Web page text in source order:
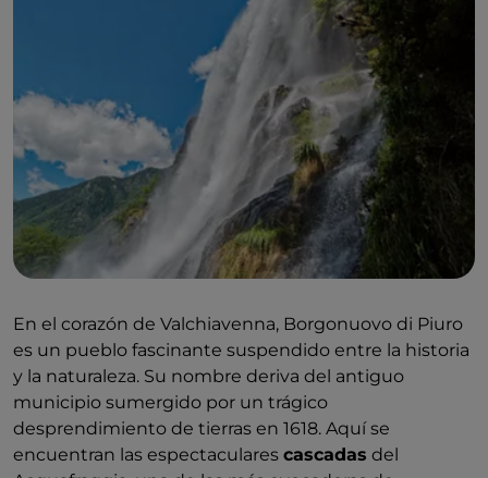
En el corazón de Valchiavenna, Borgonuovo di Piuro
es un pueblo fascinante suspendido entre la historia
y la naturaleza. Su nombre deriva del antiguo
municipio sumergido por un trágico
desprendimiento de tierras en 1618. Aquí se
encuentran las espectaculares cascadas del